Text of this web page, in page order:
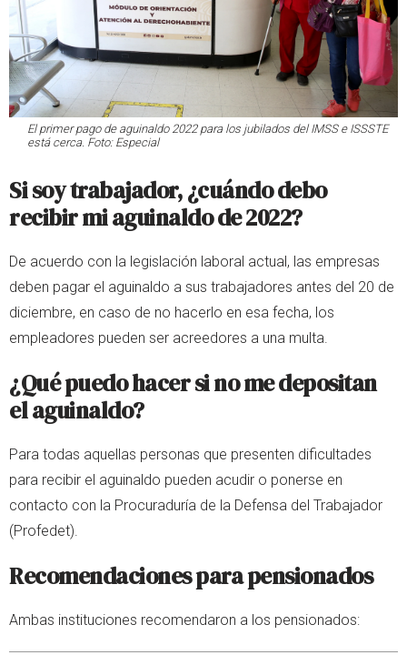
El primer pago de aguinaldo 2022 para los jubilados del IMSS e ISSSTE
está cerca. Foto: Especial
Si soy trabajador, ¿cuándo debo
recibir mi aguinaldo de 2022?
De acuerdo con la legislación laboral actual, las empresas
deben pagar el aguinaldo a sus trabajadores antes del 20 de
diciembre, en caso de no hacerlo en esa fecha, los
empleadores pueden ser acreedores a una multa.
¿Qué puedo hacer si no me depositan
el aguinaldo?
Para todas aquellas personas que presenten dificultades
para recibir el aguinaldo pueden acudir o ponerse en
contacto con la Procuraduría de la Defensa del Trabajador
(Profedet).
Recomendaciones para pensionados
Ambas instituciones recomendaron a los pensionados: